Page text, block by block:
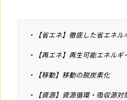
・【省エネ】徹底した省エネル
・【再エネ】再生可能エネルギ
・【移動】移動の脱炭素化
・【資源】資源循環・吸収源対